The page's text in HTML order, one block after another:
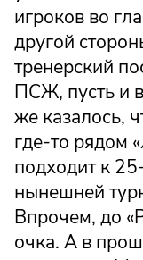
игроков во
другой
тренерский
ПСЖ, пусть и
же казалось,
где-то рядом
подходит к
нынешней
Впрочем, до
очка. А в